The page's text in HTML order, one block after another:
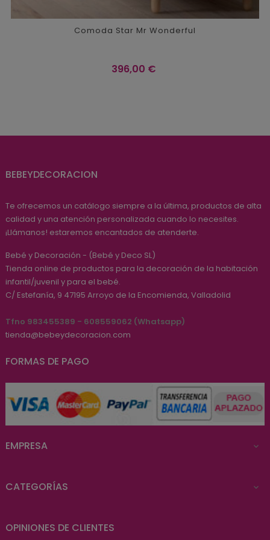
Comoda Star Mr Wonderful
Precio
396,00 €
BEBEYDECORACION
Te ofrecemos un catálogo siempre a la última, productos de alta
calidad y una atención personalizada cuando lo necesites.
¡Llámanos! estaremos encantados de atenderte.
Bebé y Decoración - (Bebé y Deco SL)
Tienda online de productos para la decoración de la habitación
infantil/juvenil y para el bebé.
C/ Estefanía, 9 47195 Arroyo de la Encomienda, Valladolid
Tfno 983455389 - 608559062 (Whatsapp)
tienda@bebeydecoracion.com
FORMAS DE PAGO
EMPRESA 
CATEGORÍAS 
OPINIONES DE CLIENTES